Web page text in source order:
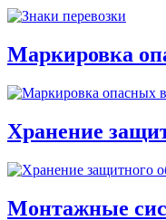
Маркировка
Хранение
Монтажные